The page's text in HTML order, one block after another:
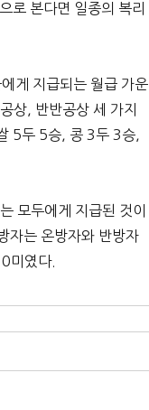
로 본다면 일종의 복리
게 지급되는 월급 가운
상, 반반공상 세 가지
5두 5승, 콩 3두 3승,
모두에게 지급된 것이
자는 온방자와 반방자
미였다.